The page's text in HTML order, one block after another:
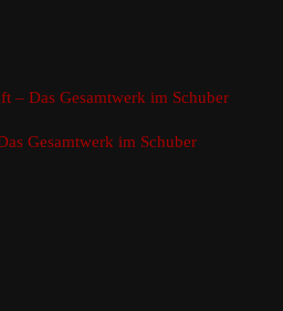
– Das Gesamtwerk im Schuber
Gesamtwerk im Schuber